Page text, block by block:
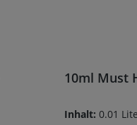
Inhalt:0.01